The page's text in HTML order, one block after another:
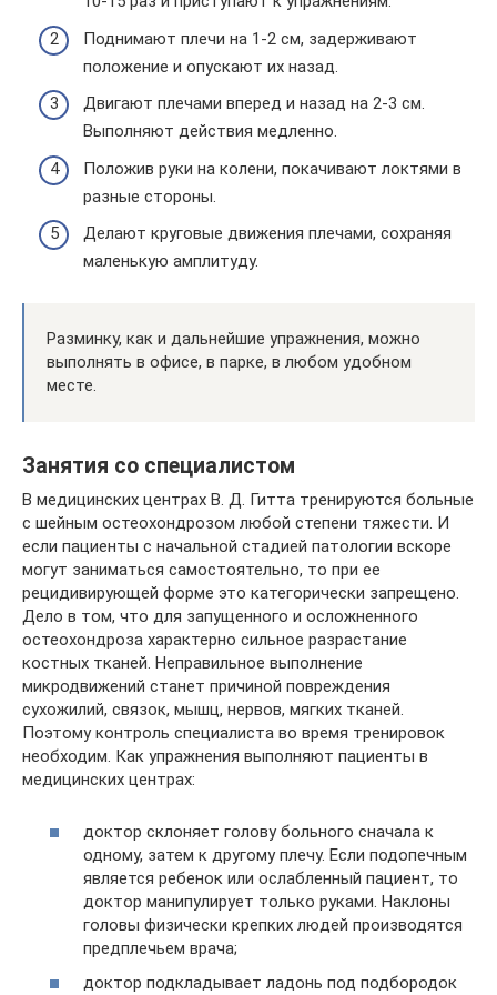
Поднимают плечи на 1-2 см, задерживают
положение и опускают их назад.
Двигают плечами вперед и назад на 2-3 см.
Выполняют действия медленно.
Положив руки на колени, покачивают локтями в
разные стороны.
Делают круговые движения плечами, сохраняя
маленькую амплитуду.
Разминку, как и дальнейшие упражнения, можно
выполнять в офисе, в парке, в любом удобном
месте.
Занятия со специалистом
В медицинских центрах В. Д. Гитта тренируются больные
с шейным остеохондрозом любой степени тяжести. И
если пациенты с начальной стадией патологии вскоре
могут заниматься самостоятельно, то при ее
рецидивирующей форме это категорически запрещено.
Дело в том, что для запущенного и осложненного
остеохондроза характерно сильное разрастание
костных тканей. Неправильное выполнение
микродвижений станет причиной повреждения
сухожилий, связок, мышц, нервов, мягких тканей.
Поэтому контроль специалиста во время тренировок
необходим. Как упражнения выполняют пациенты в
медицинских центрах:
доктор склоняет голову больного сначала к
одному, затем к другому плечу. Если подопечным
является ребенок или ослабленный пациент, то
доктор манипулирует только руками. Наклоны
головы физически крепких людей производятся
предплечьем врача;
доктор подкладывает ладонь под подбородок